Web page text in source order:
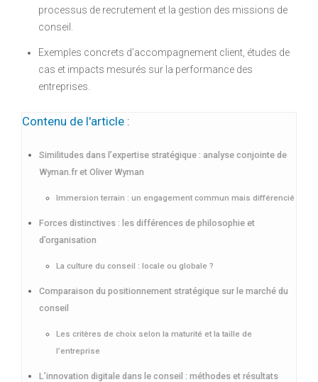
processus de recrutement et la gestion des missions de
conseil.
Exemples concrets d’accompagnement client, études de
cas et impacts mesurés sur la performance des
entreprises.
Contenu de l'article :
Similitudes dans l’expertise stratégique : analyse conjointe de
Wyman.fr et Oliver Wyman
Immersion terrain : un engagement commun mais différencié
Forces distinctives : les différences de philosophie et
d’organisation
La culture du conseil : locale ou globale ?
Comparaison du positionnement stratégique sur le marché du
conseil
Les critères de choix selon la maturité et la taille de
l’entreprise
L’innovation digitale dans le conseil : méthodes et résultats